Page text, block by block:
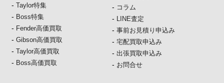
-Taylor特集
- Boss特集
- Fender高価買取
-Gibson高価買取
-Taylor高価買取
- Boss高価買取
- コラム
- LINE査定
- 事前お見積り申込み
- 宅配買取申込み
- 出張買取申込み
- お問合せ